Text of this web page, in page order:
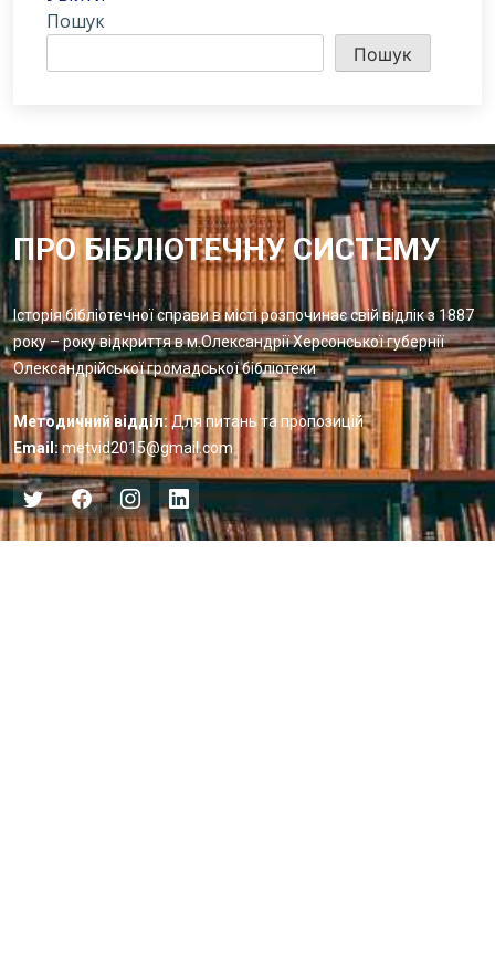
Пошук
Пошук
ПРО БІБЛІОТЕЧНУ СИСТЕМУ
Історія бібліотечної справи в місті розпочинає свій відлік з 1887
року – року відкриття в м.Олександрії Херсонської губернії
Олександрійської громадської бібліотеки
Методичний відділ: Для питань та пропозицій
Email: metvid2015@gmail.com